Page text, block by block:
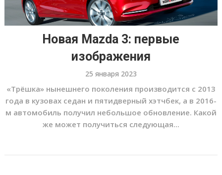
Новая Mazda 3: первые
изображения
25 января 2023
«Трёшка» нынешнего поколения производится с 2013
года в кузовах седан и пятидверный хэтчбек, а в 2016-
м автомобиль получил небольшое обновление. Какой
же может получиться следующая...